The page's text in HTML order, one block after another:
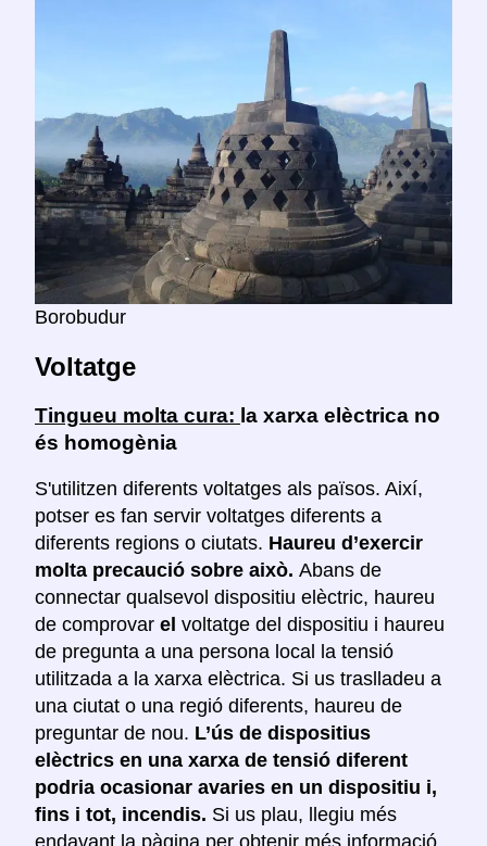
Borobudur
Voltatge
Tingueu molta cura: la xarxa elèctrica no
és homogènia
S'utilitzen diferents voltatges als països. Així,
potser es fan servir voltatges diferents a
diferents regions o ciutats. Haureu d’exercir
molta precaució sobre això. Abans de
connectar qualsevol dispositiu elèctric, haureu
de comprovar el voltatge del dispositiu i haureu
de pregunta a una persona local la tensió
utilitzada a la xarxa elèctrica. Si us traslladeu a
una ciutat o una regió diferents, haureu de
preguntar de nou. L’ús de dispositius
elèctrics en una xarxa de tensió diferent
podria ocasionar avaries en un dispositiu i,
fins i tot, incendis. Si us plau, llegiu més